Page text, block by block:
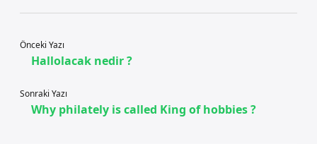
Önceki Yazı
Hallolacak nedir ?
Sonraki Yazı
Why philately is called King of hobbies ?